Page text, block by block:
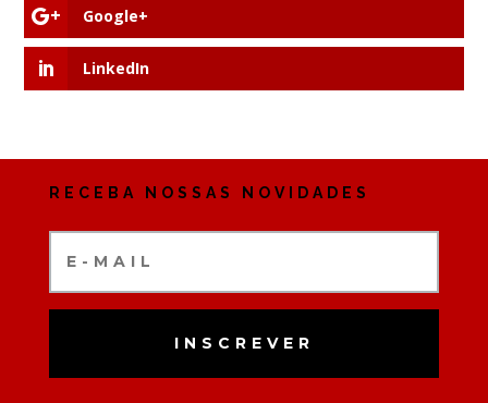
Google+
LinkedIn
RECEBA NOSSAS NOVIDADES
INSCREVER